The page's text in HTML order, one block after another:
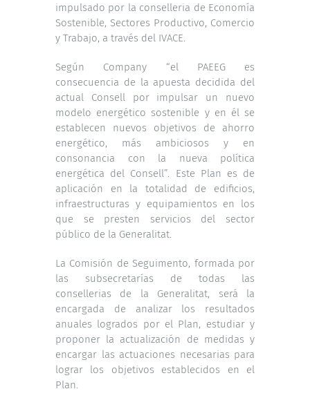
impulsado por la conselleria de Economía
Sostenible, Sectores Productivo, Comercio
y Trabajo, a través del IVACE.
Según Company “el PAEEG es
consecuencia de la apuesta decidida del
actual Consell por impulsar un nuevo
modelo energético sostenible y en él se
establecen nuevos objetivos de ahorro
energético, más ambiciosos y en
consonancia con la nueva política
energética del Consell”. Este Plan es de
aplicación en la totalidad de edificios,
infraestructuras y equipamientos en los
que se presten servicios del sector
público de la Generalitat.
La Comisión de Seguimento, formada por
las subsecretarías de todas las
consellerias de la Generalitat, será la
encargada de analizar los resultados
anuales logrados por el Plan, estudiar y
proponer la actualización de medidas y
encargar las actuaciones necesarias para
lograr los objetivos establecidos en el
Plan.